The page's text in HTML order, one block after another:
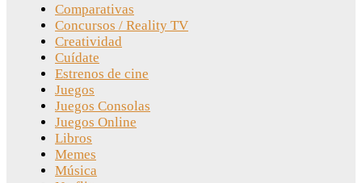
Comparativas
Concursos / Reality TV
Creatividad
Cuídate
Estrenos de cine
Juegos
Juegos Consolas
Juegos Online
Libros
Memes
Música